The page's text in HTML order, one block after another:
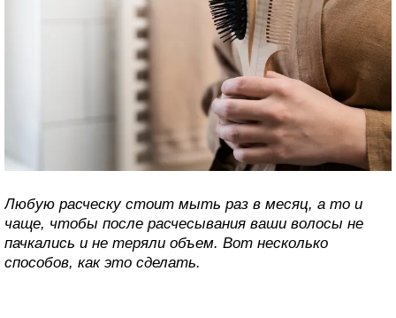
Любую расческу стоит мыть раз в месяц, а то и
чаще, чтобы после расчесывания ваши волосы не
пачкались и не теряли объем. Вот несколько
способов, как это сделать.